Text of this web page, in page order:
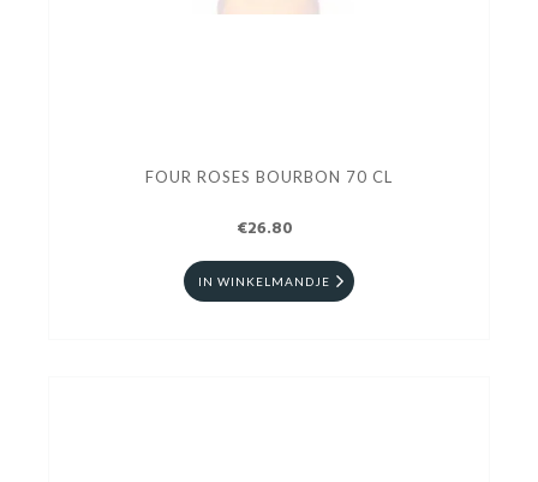
FOUR ROSES BOURBON 70 CL
€26.80
IN WINKELMANDJE